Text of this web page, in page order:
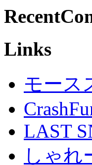
Links
モース
LAST
しゃれ